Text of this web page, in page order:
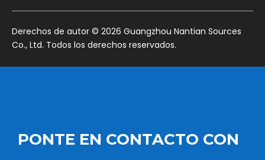
​Derechos de autor © 2026 Guangzhou Nantian Sources
Co., Ltd. Todos los derechos reservados.
PONTE EN CONTACTO CON